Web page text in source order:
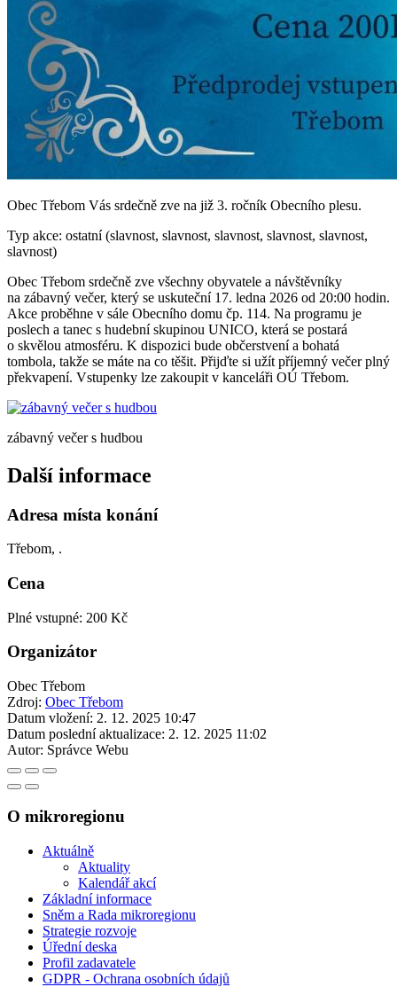
Obec Třebom Vás srdečně zve na již 3. ročník Obecního plesu.
Typ akce: ostatní (slavnost, slavnost, slavnost, slavnost, slavnost,
slavnost)
Obec Třebom srdečně zve všechny obyvatele a návštěvníky
na zábavný večer, který se uskuteční 17. ledna 2026 od 20:00 hodin.
Akce proběhne v sále Obecního domu čp. 114. Na programu je
poslech a tanec s hudební skupinou UNICO, která se postará
o skvělou atmosféru. K dispozici bude občerstvení a bohatá
tombola, takže se máte na co těšit. Přijďte si užít příjemný večer plný
překvapení. Vstupenky lze zakoupit v kanceláři OÚ Třebom.
zábavný večer s hudbou
Další informace
Adresa místa konání
Třebom, .
Cena
Plné vstupné: 200 Kč
Organizátor
Obec Třebom
Zdroj: Obec Třebom
Datum vložení: 2. 12. 2025 10:47
Datum poslední aktualizace: 2. 12. 2025 11:02
Autor: Správce Webu
O mikroregionu
Aktuálně
Aktuality
Kalendář akcí
Základní informace
Sněm a Rada mikroregionu
Strategie rozvoje
Úřední deska
Profil zadavatele
GDPR - Ochrana osobních údajů